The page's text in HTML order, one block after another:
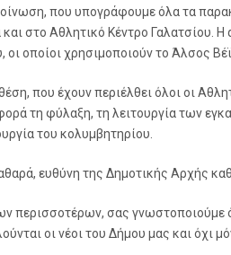
που υπογράφουμε όλα τα
στο Αθλητικό Κέντρο Γαλατσίου.
οποίοι χρησιμοποιούν το Άλσος
που έχουν περιέλθει όλοι οι
τη φύλαξη, τη λειτουργία των
του κολυμβητηρίου.
ευθύνη της Δημοτικής Αρχής
περισσοτέρων, σας γνωστοποιούμε
οι νέοι του Δήμου μας και όχι